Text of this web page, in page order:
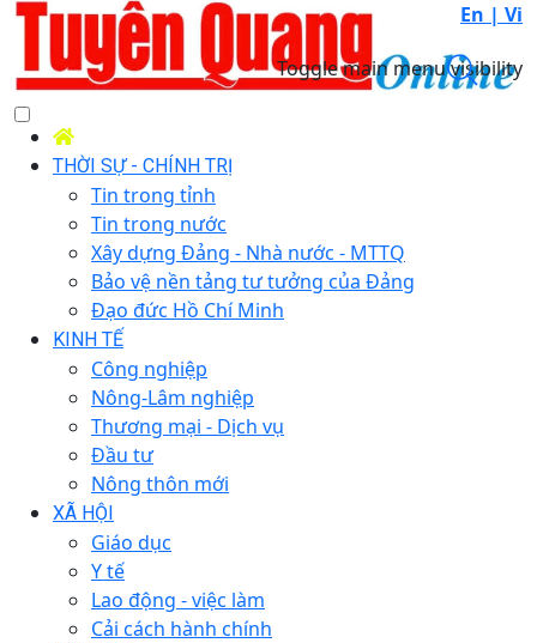
En | Vi
Toggle main menu visibility
THỜI SỰ - CHÍNH TRỊ
Tin trong tỉnh
Tin trong nước
Xây dựng Đảng - Nhà nước - MTTQ
Bảo vệ nền tảng tư tưởng của Đảng
Đạo đức Hồ Chí Minh
KINH TẾ
Công nghiệp
Nông-Lâm nghiệp
Thương mại - Dịch vụ
Đầu tư
Nông thôn mới
XÃ HỘI
Giáo dục
Y tế
Lao động - việc làm
Cải cách hành chính